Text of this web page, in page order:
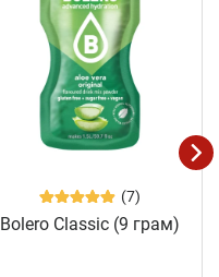
(7)
Bolero Classic (9 грам)